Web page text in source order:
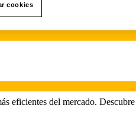
eficientes del mercado.
cookies